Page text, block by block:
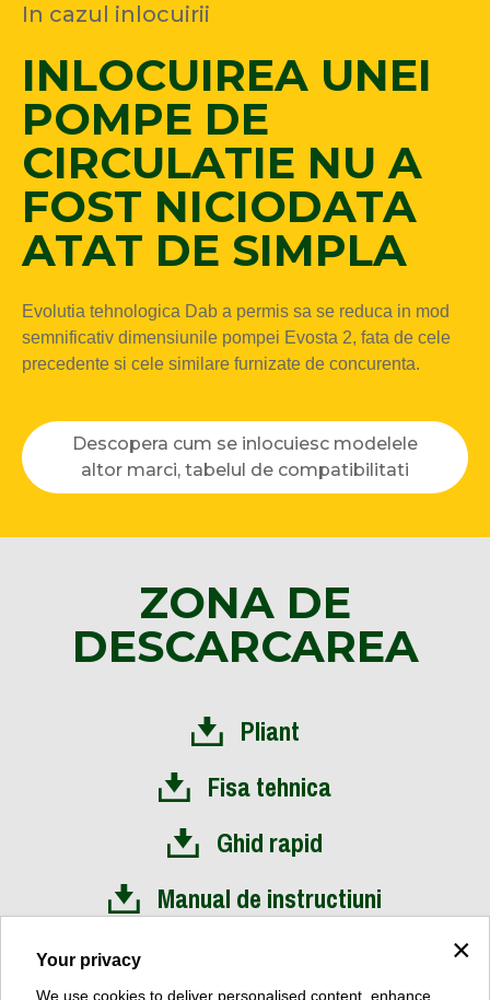
×
Your privacy
We use cookies to deliver personalised content, enhance
In cazul inlocuirii
INLOCUIREA UNEI
POMPE DE
CIRCULATIE NU A
FOST NICIODATA
ATAT DE SIMPLA
Evolutia tehnologica Dab a permis sa se reduca in mod
semnificativ dimensiunile pompei Evosta 2, fata de cele
precedente si cele similare furnizate de concurenta.
Descopera cum se inlocuiesc modelele
altor marci, tabelul de compatibilitati
ZONA DE
DESCARCAREA
Pliant
Fisa tehnica
Ghid rapid
Manual de instructiuni
Film de prezentare a instalarii